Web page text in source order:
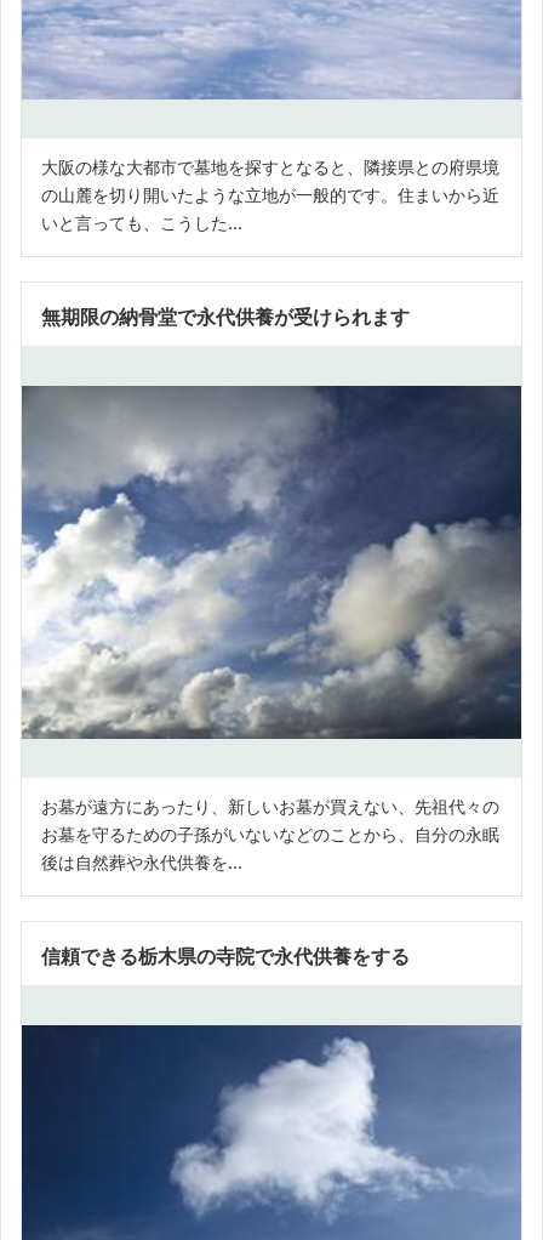
大阪の様な大都市で墓地を探すとなると、隣接県との府県境
の山麓を切り開いたような立地が一般的です。住まいから近
いと言っても、こうした...
無期限の納骨堂で永代供養が受けられます
お墓が遠方にあったり、新しいお墓が買えない、先祖代々の
お墓を守るための子孫がいないなどのことから、自分の永眠
後は自然葬や永代供養を...
信頼できる栃木県の寺院で永代供養をする